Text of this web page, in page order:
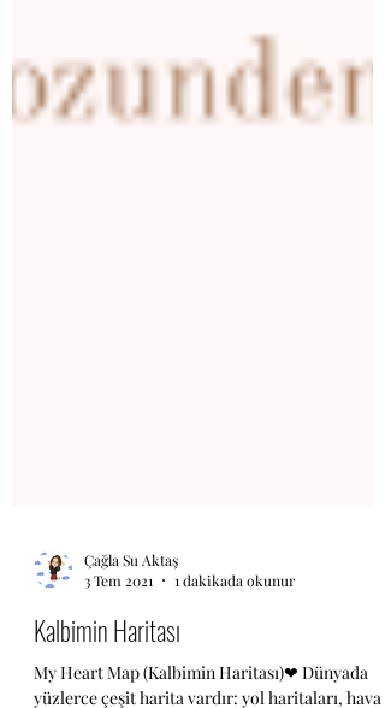
3 Tem 2021
1 dakikada okunur
Kalbimin Haritası